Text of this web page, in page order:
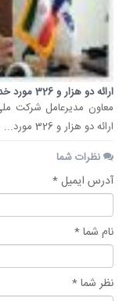
ارائه دو هزار و 326 مورد خدمات تخصصی فنی...
معاون مدیرعامل شرکت
ارائه دو هزار و 326 مورد...
نظرات شما
آدرس ایمیل *
نام شما *
نظر شما *